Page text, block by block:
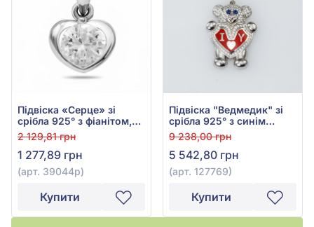
Підвіска «Серце» зі
срібла 925° з фіанітом,
арт. 39044р
2 129,81 грн
1 277,89 грн
(арт. 39044р)
Купити
Підвіска "Ведмедик" зі
срібла 925° з синім
фіанітом/куб.цирконієм,
фіанітом/куб.цирконієм
та червоною емаллю,
арт. 127769
9 238,00 грн
5 542,80 грн
(арт. 127769)
Купити